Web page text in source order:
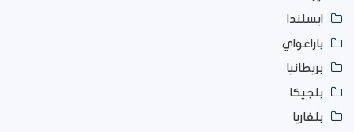
ايسلندا
باراغواي
بريطانيا
بلجيكا
بلغاريا